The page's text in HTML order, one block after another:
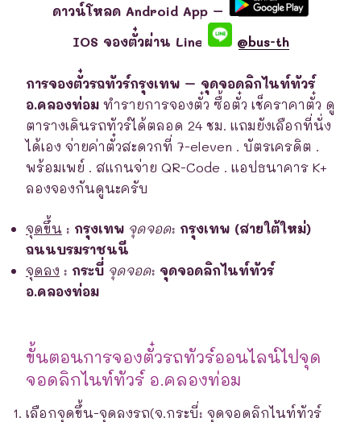
ดาวน์โหลด Android App –
IOS จองตั๋วผ่าน Line
@bus-th
การจองตั๋วรถทัวร์กรุงเทพ – จุดจอดลิกไนท์ทัวร์
อ.คลองท่อม ทำรายการจองตั๋ว ซื้อตั๋ว เช็คราคาตั๋ว ดู
ตารางเดินรถทัวร์ได้ตลอด 24 ชม. แถมยังเลือกที่นั่ง
ได้เอง จ่ายค่าตั๋วสะดวกที่ 7-eleven . บัตรเครดิต .
พร้อมเพย์ . สแกนจ่าย QR-Code . แอปธนาคาร K+
ลองจองกันดูนะครับ
จุดขึ้น : กรุงเทพ จุดจอด: กรุงเทพ (สายใต้ใหม่)
ถนนบรมราชนนี
จุดลง : กระบี่ จุดจอด: จุดจอดลิกไนท์ทัวร์
อ.คลองท่อม
ขั้นตอนการจองตั๋วรถทัวร์ออนไลน์ไปจุด
จอดลิกไนท์ทัวร์ อ.คลองท่อม
เลือกจุดขึ้น-จุดลงรถ(จ.กระบี่: จุดจอดลิกไนท์ทัวร์